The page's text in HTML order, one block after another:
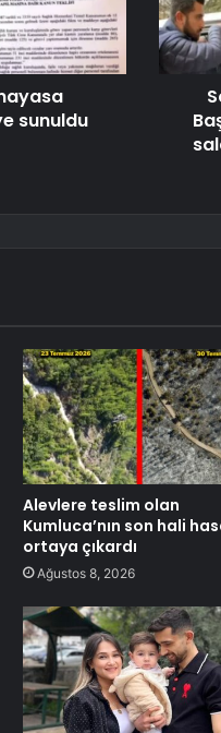
sunuldu
Alevlere teslim olan
Kumluca’nın son hali
ortaya çıkardı
Ağustos 8, 2026